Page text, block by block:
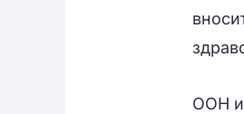
ООН и